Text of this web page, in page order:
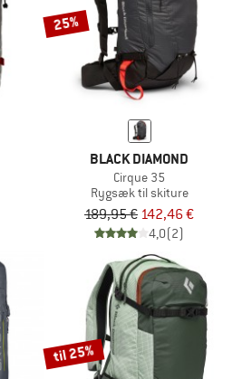
25%
BLACK DIAMOND
Cirque 35
Rygsæk til skiture
189,95 € 142,46 €
4,0(2)
til 25%